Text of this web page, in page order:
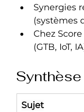
Synergies
(systèmes
Chez
(GTB, IoT,
Sujet